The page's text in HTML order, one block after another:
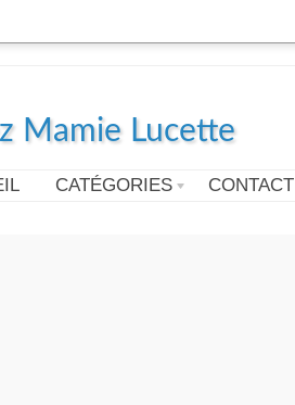
Mamie Lucette
CATÉGORIES CONTACT